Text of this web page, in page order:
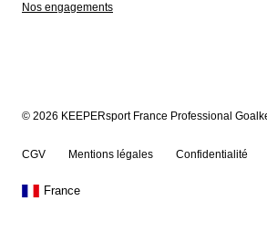
Nos engagements
© 2026 KEEPERsport France Professional
CGV Mentions légales Confidentialité
France